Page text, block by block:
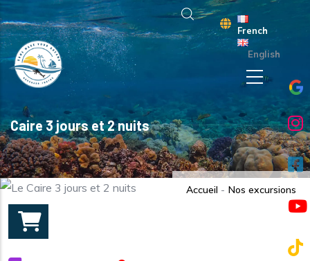
Aller au contenu principal
French
English
Caire 3 jours et 2 nuits
Accueil - Nos excursions